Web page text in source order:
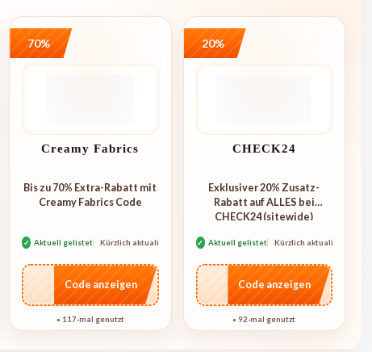
70%
Creamy Fabrics
Bis zu 70% Extra-Rabatt mit
Creamy Fabrics Code
✓ Aktuell gelistet Kürzlich aktualisiert
…CRET
Code anzeigen
● 117-mal genutzt
20%
CHECK24
Exklusiver 20% Zusatz-
Rabatt auf ALLES bei
CHECK24 (sitewide)
✓ Aktuell gelistet Kürzlich aktualisiert
…ME20
Code anzeigen
● 92-mal genutzt